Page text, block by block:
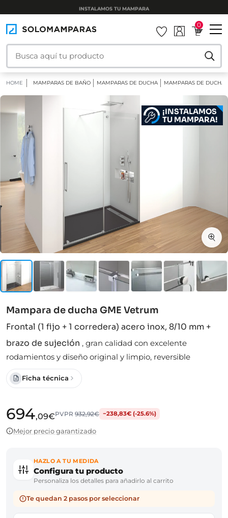
INSTALAMOS TU MAMPARA
0
HOME MAMPARAS DE BAÑO MAMPARAS DE DUCHA MAMPARAS DE DUCHA
¡INSTALAMOS
TU MAMPARA!
Mampara de ducha GME Vetrum
Frontal (1 fijo + 1 corredera) acero inox, 8/10 mm +
brazo de sujeción , gran calidad con excelente
rodamientos y diseño original y limpio, reversible
Ficha técnica
694,09€PVPR932,92€ −238,83€ (-25.6%)
Mejor precio garantizado
HAZLO A TU MEDIDA
Configura tu producto
Personaliza los detalles para añadirlo al carrito
Te quedan 2 pasos por seleccionar